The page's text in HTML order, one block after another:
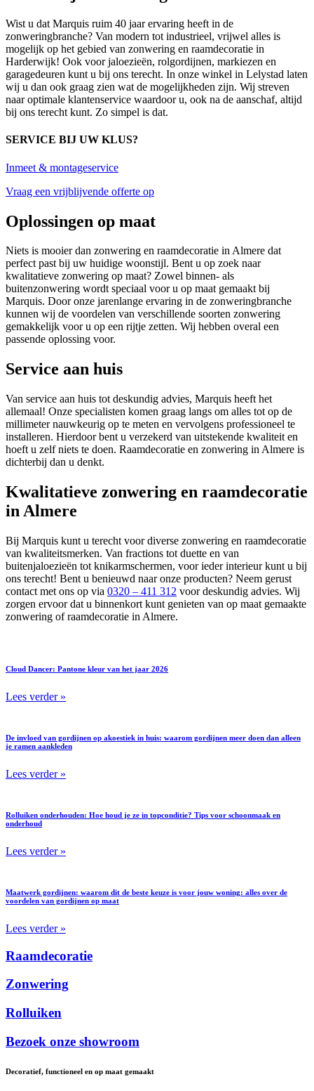
Wist u dat Marquis ruim 40 jaar ervaring heeft in de
zonweringbranche? Van modern tot industrieel, vrijwel alles is
mogelijk op het gebied van zonwering en raamdecoratie in
Harderwijk! Ook voor jaloezieën, rolgordijnen, markiezen en
garagedeuren kunt u bij ons terecht. In onze winkel in Lelystad laten
wij u dan ook graag zien wat de mogelijkheden zijn. Wij streven
naar optimale klantenservice waardoor u, ook na de aanschaf, altijd
bij ons terecht kunt. Zo simpel is dat.
SERVICE BIJ UW KLUS?
Inmeet & montageservice
Vraag een vrijblijvende offerte op
Oplossingen op maat
Niets is mooier dan zonwering en raamdecoratie in Almere dat
perfect past bij uw huidige woonstijl. Bent u op zoek naar
kwalitatieve zonwering op maat? Zowel binnen- als
buitenzonwering wordt speciaal voor u op maat gemaakt bij
Marquis. Door onze jarenlange ervaring in de zonweringbranche
kunnen wij de voordelen van verschillende soorten zonwering
gemakkelijk voor u op een rijtje zetten. Wij hebben overal een
passende oplossing voor.
Service aan huis
Van service aan huis tot deskundig advies, Marquis heeft het
allemaal! Onze specialisten komen graag langs om alles tot op de
millimeter nauwkeurig op te meten en vervolgens professioneel te
installeren. Hierdoor bent u verzekerd van uitstekende kwaliteit en
hoeft u zelf niets te doen. Raamdecoratie en zonwering in Almere is
dichterbij dan u denkt.
Kwalitatieve zonwering en raamdecoratie
in Almere
Bij Marquis kunt u terecht voor diverse zonwering en raamdecoratie
van kwaliteitsmerken. Van fractions tot duette en van
buitenjaloezieën tot knikarmschermen, voor ieder interieur kunt u bij
ons terecht! Bent u benieuwd naar onze producten? Neem gerust
contact met ons op via 0320 – 411 312 voor deskundig advies. Wij
zorgen ervoor dat u binnenkort kunt genieten van op maat gemaakte
zonwering of raamdecoratie in Almere.
Cloud Dancer: Pantone kleur van het jaar 2026
Lees verder »
De invloed van gordijnen op akoestiek in huis: waarom gordijnen meer doen dan alleen
je ramen aankleden
Lees verder »
Rolluiken onderhouden: Hoe houd je ze in topconditie? Tips voor schoonmaak en
onderhoud
Lees verder »
Maatwerk gordijnen: waarom dit de beste keuze is voor jouw woning: alles over de
voordelen van gordijnen op maat
Lees verder »
Raamdecoratie
Zonwering
Rolluiken
Bezoek onze showroom
Decoratief, functioneel en op maat gemaakt